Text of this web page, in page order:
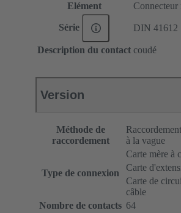
Elément
Connecteur
Série DIN 41612
Description du contact coudé
Version
Méthode de
raccordement
à la vague
Type de connexion
Carte mère à
Carte
Carte de
câble
Nombre de contacts 64